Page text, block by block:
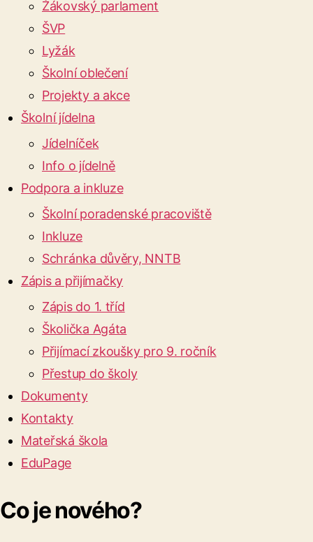
Žákovský parlament
ŠVP
Lyžák
Školní oblečení
Projekty a akce
Školní jídelna
Jídelníček
Info o jídelně
Podpora a inkluze
Školní poradenské pracoviště
Inkluze
Schránka důvěry, NNTB
Zápis a přijímačky
Zápis do 1. tříd
Školička Agáta
Přijímací zkoušky pro 9. ročník
Přestup do školy
Dokumenty
Kontakty
Mateřská škola
EduPage
Co je nového?